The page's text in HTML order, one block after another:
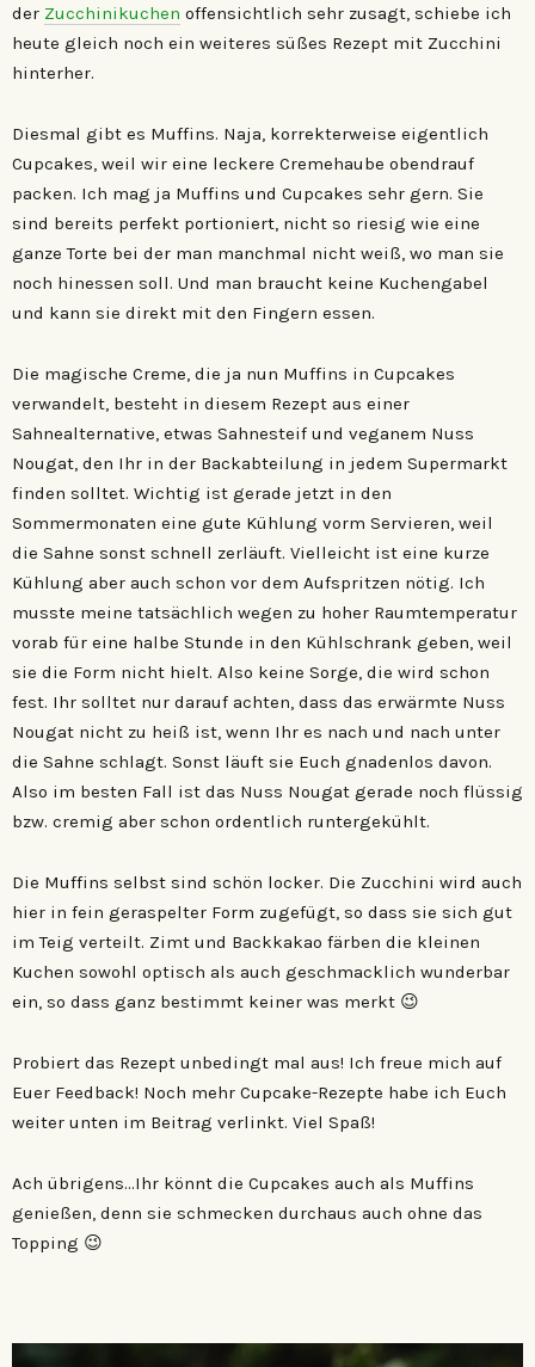
der Zucchinikuchen offensichtlich sehr zusagt, schiebe ich
heute gleich noch ein weiteres süßes Rezept mit Zucchini
hinterher.
Diesmal gibt es Muffins. Naja, korrekterweise eigentlich
Cupcakes, weil wir eine leckere Cremehaube obendrauf
packen. Ich mag ja Muffins und Cupcakes sehr gern. Sie
sind bereits perfekt portioniert, nicht so riesig wie eine
ganze Torte bei der man manchmal nicht weiß, wo man sie
noch hinessen soll. Und man braucht keine Kuchengabel
und kann sie direkt mit den Fingern essen.
Die magische Creme, die ja nun Muffins in Cupcakes
verwandelt, besteht in diesem Rezept aus einer
Sahnealternative, etwas Sahnesteif und veganem Nuss
Nougat, den Ihr in der Backabteilung in jedem Supermarkt
finden solltet. Wichtig ist gerade jetzt in den
Sommermonaten eine gute Kühlung vorm Servieren, weil
die Sahne sonst schnell zerläuft. Vielleicht ist eine kurze
Kühlung aber auch schon vor dem Aufspritzen nötig. Ich
musste meine tatsächlich wegen zu hoher Raumtemperatur
vorab für eine halbe Stunde in den Kühlschrank geben, weil
sie die Form nicht hielt. Also keine Sorge, die wird schon
fest. Ihr solltet nur darauf achten, dass das erwärmte Nuss
Nougat nicht zu heiß ist, wenn Ihr es nach und nach unter
die Sahne schlagt. Sonst läuft sie Euch gnadenlos davon.
Also im besten Fall ist das Nuss Nougat gerade noch flüssig
bzw. cremig aber schon ordentlich runtergekühlt.
Die Muffins selbst sind schön locker. Die Zucchini wird auch
hier in fein geraspelter Form zugefügt, so dass sie sich gut
im Teig verteilt. Zimt und Backkakao färben die kleinen
Kuchen sowohl optisch als auch geschmacklich wunderbar
ein, so dass ganz bestimmt keiner was merkt 😉
Probiert das Rezept unbedingt mal aus! Ich freue mich auf
Euer Feedback! Noch mehr Cupcake-Rezepte habe ich Euch
weiter unten im Beitrag verlinkt. Viel Spaß!
Ach übrigens…Ihr könnt die Cupcakes auch als Muffins
genießen, denn sie schmecken durchaus auch ohne das
Topping 😉